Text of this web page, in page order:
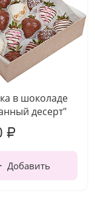
в шоколаде
десерт"
₽
Добавить